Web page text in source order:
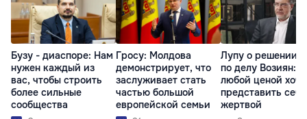
Бузу - диаспоре: Нам
нужен каждый из
вас, чтобы строить
более сильные
сообщества
Гросу: Молдова
демонстрирует, что
заслуживает стать
частью большой
европейской семьи
Лупу о решении
по делу Возиян:
любой ценой
представить себя
жертвой